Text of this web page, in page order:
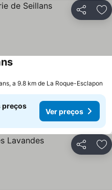
Partilhar
Ver preços
a 9.8 km de La Roque-Esclapon
preços
Ver preços
Partilhar